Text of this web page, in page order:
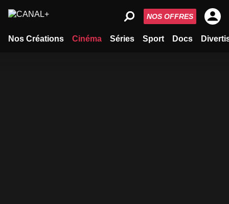
Nos Créations Cinéma Séries Sport Docs
NOS OFFRES